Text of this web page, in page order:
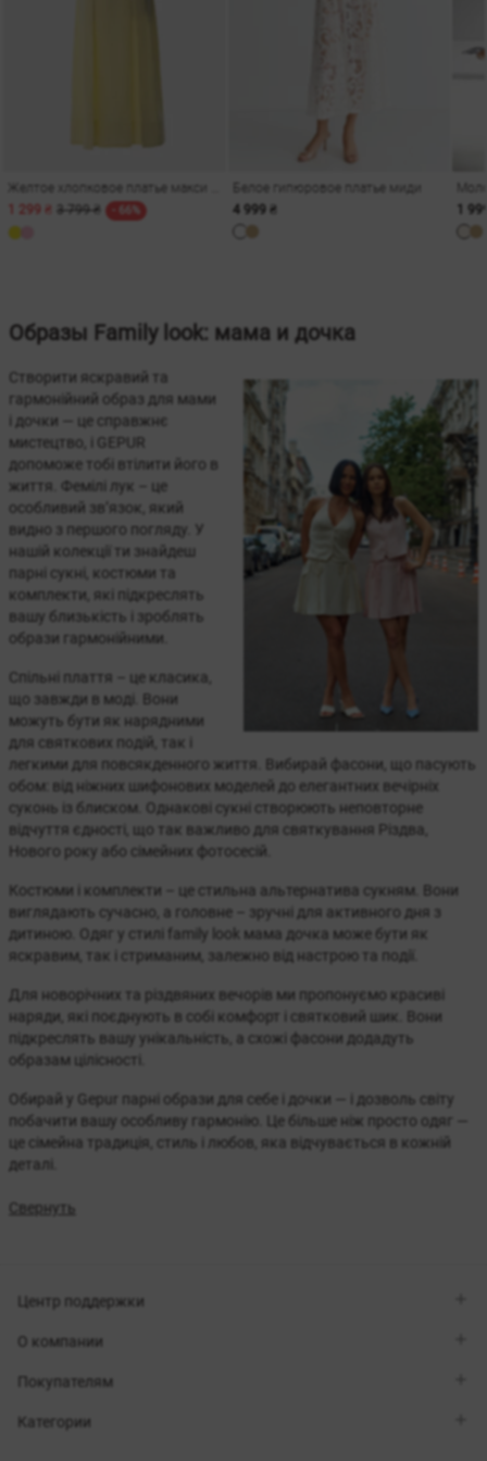
1 299 ₴
3 799 ₴ - 66%
Белое гипюровое платье миди
4 999 ₴
1
Образы Family look: мама и дочка
Створити яскравий та
гармонійний образ для мами
і дочки — це справжнє
мистецтво, і GEPUR
допоможе тобі втілити його в
життя. Фемілі лук – це
особливий зв’язок, який
видно з першого погляду. У
нашій колекції ти знайдеш
парні сукні, костюми та
комплекти, які підкреслять
вашу близькість і зроблять
образи гармонійними.
Спільні плаття – це класика,
що завжди в моді. Вони
можуть бути як нарядними
для святкових подій, так і
легкими для повсякденного життя. Вибирай фасони, що пасують
обом: від ніжних шифонових моделей до елегантних вечірніх
суконь із блиском. Однакові сукні створюють неповторне
відчуття єдності, що так важливо для святкування Різдва,
Нового року або сімейних фотосесій.
Костюми і комплекти – це стильна альтернатива сукням. Вони
виглядають сучасно, а головне – зручні для активного дня з
дитиною. Одяг у стилі family look мама дочка може бути як
яскравим, так і стриманим, залежно від настрою та події.
Для новорічних та різдвяних вечорів ми пропонуємо красиві
наряди, які поєднують в собі комфорт і святковий шик. Вони
підкреслять вашу унікальність, а схожі фасони додадуть
образам цілісності.
Обирай у Gepur парні образи для себе і дочки — і дозволь світу
побачити вашу особливу гармонію. Це більше ніж просто одяг —
це сімейна традиція, стиль і любов, яка відчувається в кожній
деталі.
Свернуть
Центр поддержки
Viber
Перезвоните мне
О компании
О бренде
Магазины
Покупателям
Доставка
Категории